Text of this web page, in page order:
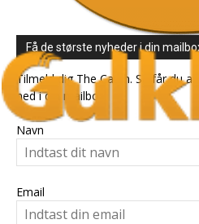
Få de største nyheder i din
Tilmeld dig The Catch. Så får du
ned i din mailbox.
Navn
Email